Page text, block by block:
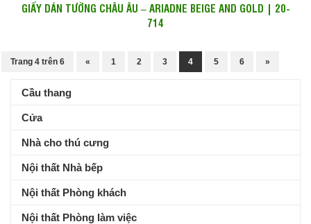
GIẤY DÁN TƯỜNG CHÂU ÂU – ARIADNE BEIGE AND GOLD | 20-
714
Trang 4 trên 6 « 1 2 3 4 5 6 »
Cầu thang
Cửa
Nhà cho thú cưng
Nội thất Nhà bếp
Nội thất Phòng khách
Nội thất Phòng làm việc